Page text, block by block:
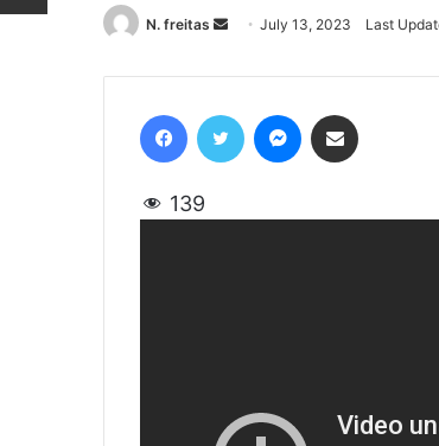
N. freitas
Send
email
July 13, 2023 Last
139